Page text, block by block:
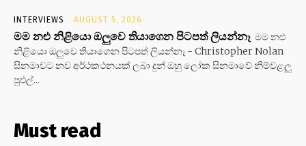
INTERVIEWS AUGUST 5, 2026
මම නළු නිළියො ඔලුවෙ තියාගෙන පිටපත් ලියන්නෑ මම නළු
නිළියො ඔලුවෙ තියාගෙන පිටපත් ලියන්නෑ - Christopher Nolan
සිනමාවට නව අර්ථකථනයක් ලබා දුන් ඔහු ලෝක සිනමාවේ නිම්වළලු
පුළුල්...
Must read